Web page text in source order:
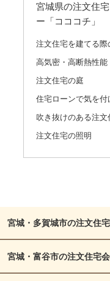
宮城県の注文住
ー「コココチ」
注文住宅を建てる際
高気密・高断熱性能
注文住宅の庭
住宅ローンで気を付
吹き抜けのある注文
注文住宅の照明
宮城・多賀城市の注文住
宮城・富谷市の注文住宅